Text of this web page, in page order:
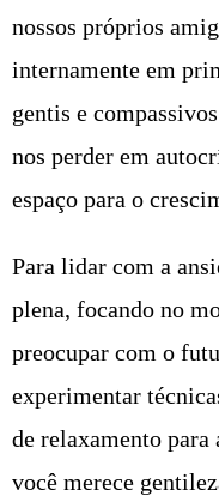
nossos próprios
internamente em
gentis e
nos perder em
espaço para o
Para lidar com a
plena, focando no
preocupar com o
experimentar
de relaxamento para
você merece